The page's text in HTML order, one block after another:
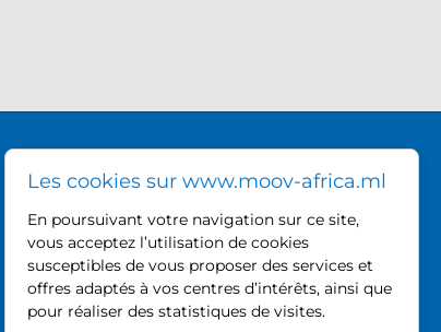
DIRECTION GÉNÉRALE MOOV
Hamdallaye ACI 2000,
près du Palais des Sports
BP 740, Bamako - Mali
Tel : +223 20 21 52 80
Les cookies sur www.moov-africa.ml
En poursuivant votre navigation sur ce site,
vous acceptez l’utilisation de cookies
susceptibles de vous proposer des services et
offres adaptés à vos centres d’intérêts, ainsi que
pour réaliser des statistiques de visites.